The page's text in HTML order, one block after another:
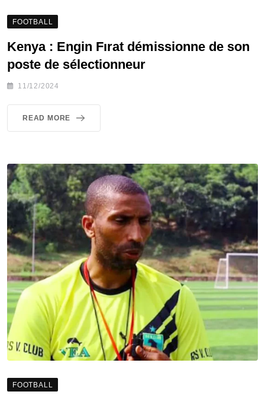
FOOTBALL
Kenya : Engin Fırat démissionne de son
poste de sélectionneur
11/12/2024
READ MORE
FOOTBALL